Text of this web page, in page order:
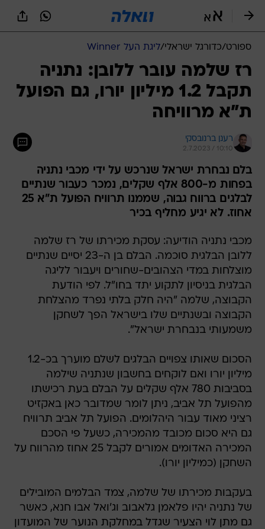
ספורט/כדורגל ישראלי/ליגת העל Winner
רז שלמה עובר ללובן: נתניה
תקבל 1.2 מיליון יורו, גם הפועל
ת"א מרוויחה
רענן ברנובסקי
2.7.2023 / 10:10
בלם נבחרת ישראל שנרכש על ידי מכבי נתניה
בפחות מ-800 אלף שקלים, נמכר כעבור שנתיים
לבלגים ברווח גבוה, שממנו תרוויח הפועל ת"א 25
אחוז. לא יגיע מחליף בכיר
מכבי נתניה הודיעה: עסקת מכירתו של רז שלמה
ללובן הבלגית סוכמה. הבלם בן ה-23 יסיים שנתיים
מוצלחות במדי הצהובים-שחורים ויעבור לליגה
הבלגית בניסיון לתקוע יתד בחו"ל. לפי הודעת
הקבוצה, שלמה "היה חלק בלתי נפרד מהצלחת
הקבוצה ובשנתיים שלו בישראל הפך לשחקן
משמעותי בנבחרת ישראל".
הסכום שאותו צפויים הבלגים לשלם מוערך בכ-1.2
מיליון יורו ואם לוקחים בחשבון שנתניה שילמה
בסביבות 780 אלף שקלים על הבלם בעת רכישתו
מהפועל תל אביב, ניתן לומר שמדובר כאן באקזיט
רציני מאוד עבור היהלומים. הפועל תל אביב תרוויח
גם היא סכום מכובד מהמכירה, כשעל פי הסכם
המכירה האדומים אמורים לקבל 25 אחוז מהרווח על
השחקן (כמיליון יורו).
בעקבות מכירתו של שלמה, צמד הבלמים המובילים
של נתניה יהיו פלאמן גלאבוב וג'ואל אבו חנא, כאשר
גם מתן לוי הצעיר שגדל במחלקת הנוער של המועדון